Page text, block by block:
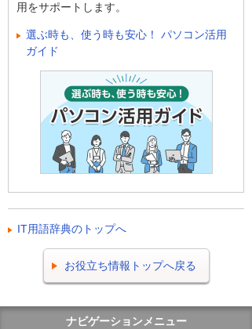
用をサポートします。
選ぶ時も、使う時も安心！ パソコン活用
ガイド
IT用語辞典のトップへ
お役立ち情報トップへ戻る
ナビゲーションメニュー